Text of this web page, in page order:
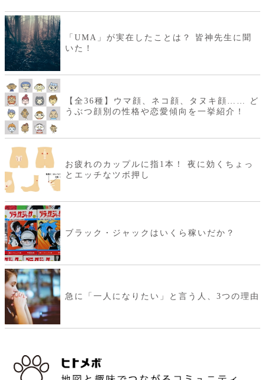
「UMA」が実在したことは？ 皆神先生に聞
いた！
【全36種】ウマ顔、ネコ顔、タヌキ顔…… ど
うぶつ顔別の性格や恋愛傾向を一挙紹介！
お疲れのカップルに指1本！ 夜に効くちょっ
とエッチなツボ押し
ブラック・ジャックはいくら稼いだか？
急に「一人になりたい」と言う人、3つの理由